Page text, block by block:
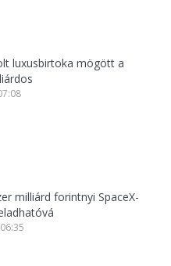
luxusbirtoka mögött a
milliárd forintnyi SpaceX-